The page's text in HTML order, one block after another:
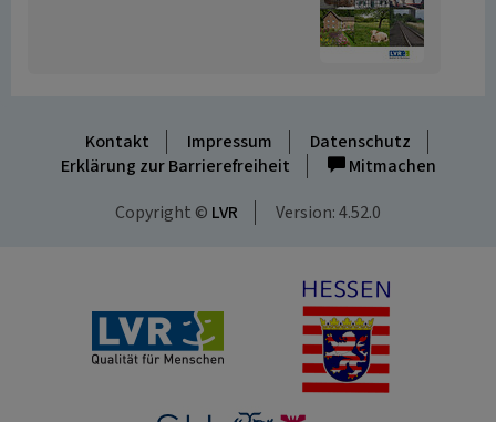
Kontakt Impressum
Datenschutz
Erklärung zur Barrierefreiheit
Mitmachen
Copyright © LVR Version: 4.52.0